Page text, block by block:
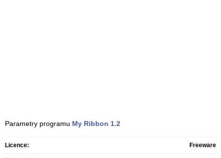
Parametry programu My Ribbon 1.2
Licence: Freeware